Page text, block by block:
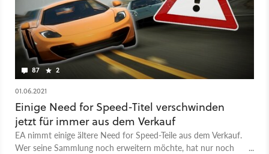
87 2
01.06.2021
Einige Need for Speed-Titel verschwinden
jetzt für immer aus dem Verkauf
EA nimmt einige ältere Need for Speed-Teile aus dem Verkauf.
Wer seine Sammlung noch erweitern möchte, hat nur noch